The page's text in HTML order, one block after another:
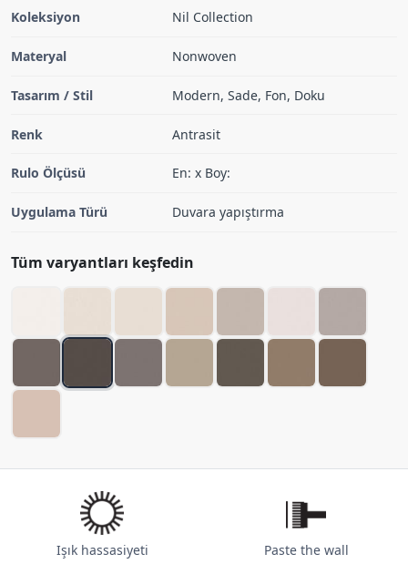
Koleksiyon Nil Collection
Materyal Nonwoven
Tasarım / Stil Modern, Sade, Fon, Doku
Renk Antrasit
Rulo Ölçüsü En: x Boy:
Uygulama Türü Duvara yapıştırma
Tüm varyantları keşfedin
Işık hassasiyeti Paste the wall